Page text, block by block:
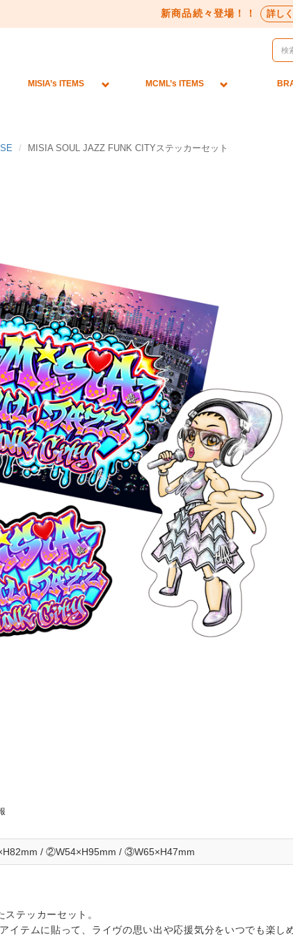
新商品続々登場！！ 詳し
MISIA’s ITEMS MCML’s ITEMS
MISIA SOUL JAZZ FUNK CITYステッカーセット
/ ②W54×H95mm / ③W65×H47mm
テッカーセット。
イテムに貼って、ライヴの思い出や応援気分をいつでも楽